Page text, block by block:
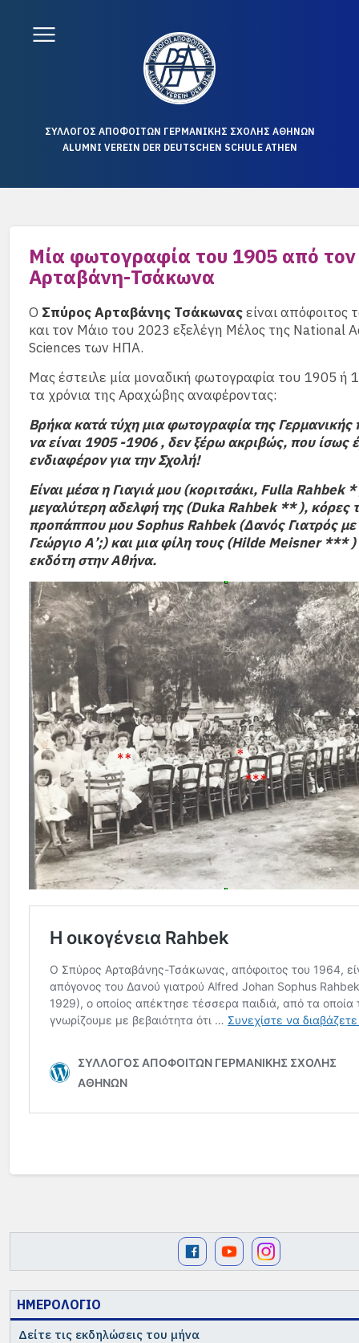
ΣΥΛΛΟΓΟΣ ΑΠΟΦΟΙΤΩΝ ΓΕΡΜΑΝΙΚΗΣ ΣΧΟΛΗΣ ΑΘΗΝΩΝ
ALUMNI VEREIN DER DEUTSCHEN SCHULE ATHEN
ΗΜΕΡΟΛΟΓΙΟ
Δείτε τις εκδηλώσεις του μήνα
Μία φωτογραφία του 1905 από
Αρταβάνη-Τσάκωνα
Ο Σπύρος Αρταβάνης Τσάκωναςείναι απόφοιτος
και τον Μάιο του 2023 εξελέγη Μέλος της National
Sciences των ΗΠΑ.
Μας έστειλε μία μοναδική φωτογραφία του 1905 ή
τα χρόνια της Αραχώβης αναφέροντας:
Βρήκα κατά τύχη μια φωτογραφία της Γερμανικής
να είναι 1905 -1906 , δεν ξέρω ακριβώς, που ίσως
ενδιαφέρον για την Σχολή!
Είναι μέσα η Γιαγιά μου (κοριτσάκι, Fulla Rahbek *
μεγαλύτερη αδελφή της (Duka Rahbek ** ), κόρες
προπάππου μου Sophus Rahbek (Δανός Γιατρός με
Γεώργιο Α’;) και μια φίλη τους (Hilde Meisner ***
εκδότη στην Αθήνα.